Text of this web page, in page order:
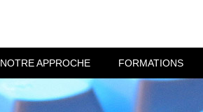
NOTRE APPROCHE FORMATIONS